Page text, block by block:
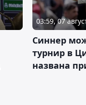
03:59, 07
Синнер
турнир в
названа